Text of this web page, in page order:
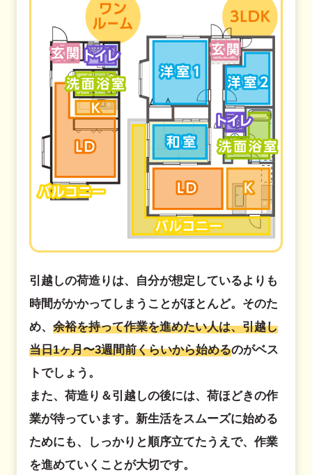
引越しの荷造りは、自分が想定しているよりも
時間がかかってしまうことがほとんど。そのた
め、 余裕を持って作業を進めたい人は、引越し
当日1ヶ月〜3週間前くらいから始めるのがベス
トでしょう。
また、荷造り＆引越しの後には、荷ほどきの作
業が待っています。新生活をスムーズに始める
ためにも、しっかりと順序立てたうえで、作業
を進めていくことが大切です。